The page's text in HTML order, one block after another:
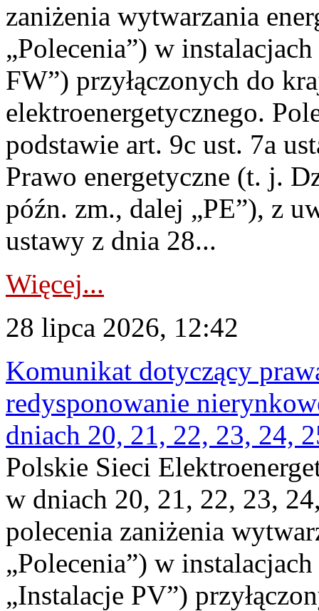
zaniżenia wytwarzania
„Polecenia”) w
FW”) przyłączonych do
elektroenergetycznego.
podstawie art. 9c ust. 7a
Prawo energetyczne (t. j.
późn. zm., dalej „PE”), z
ustawy z dnia 28...
Więcej...
28 lipca 2026, 12:42
Komunikat dotyczący
redysponowanie
dniach 20, 21, 22, 23, 24,
Polskie Sieci
w dniach 20, 21, 22, 23,
polecenia zaniżenia
„Polecenia”) w
„Instalacje PV”)